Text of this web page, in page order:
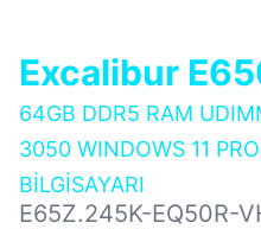
Excalibur
64GB DDR5 RAM
3050 WINDOWS 11
BİLGİSAYARI
E65Z.245K-EQ50R-